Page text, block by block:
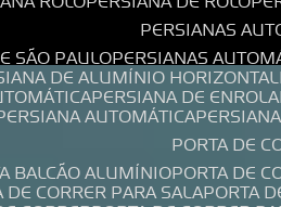
PERSIANAS
SÃO PAULO PERSIANAS
DE ALUMÍNIO HORIZONTAL
PERSIANA DE
PERSIANA AUTOMÁTICA
PORTA DE
BALCÃO ALUMÍNIO PORTA DE
DE CORRER PARA SALA PORTA